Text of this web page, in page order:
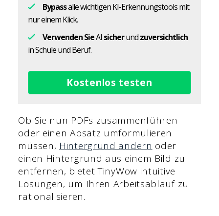
Bypassalle wichtigen KI-Erkennungstools mit
nur einem Klick.
Verwenden SieAI sicherundzuversichtlich
in Schule und Beruf.
Kostenlos testen
Ob Sie nun PDFs zusammenführen
oder einen Absatz umformulieren
müssen, Hintergrund ändern oder
einen Hintergrund aus einem Bild zu
entfernen, bietet TinyWow intuitive
Lösungen, um Ihren Arbeitsablauf zu
rationalisieren.